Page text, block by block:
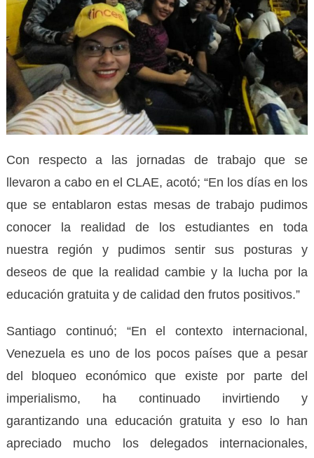
Con respecto a las jornadas de trabajo que se
llevaron a cabo en el CLAE, acotó; “En los días en los
que se entablaron estas mesas de trabajo pudimos
conocer la realidad de los estudiantes en toda
nuestra región y pudimos sentir sus posturas y
deseos de que la realidad cambie y la lucha por la
educación gratuita y de calidad den frutos positivos.”
Santiago continuó; “En el contexto internacional,
Venezuela es uno de los pocos países que a pesar
del bloqueo económico que existe por parte del
imperialismo, ha continuado invirtiendo y
garantizando una educación gratuita y eso lo han
apreciado mucho los delegados internacionales,